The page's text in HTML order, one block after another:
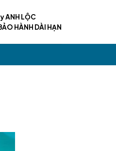
ANH LỘC
HÀNH DÀI HẠN